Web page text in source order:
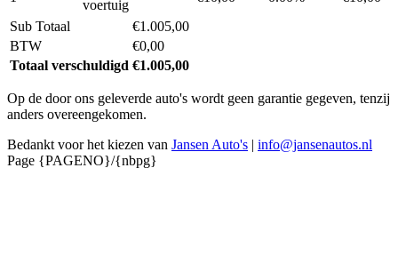
voertuig
Sub Totaal
€1.005,00
BTW
€0,00
Totaal verschuldigd €1.005,00
Op de door ons geleverde auto's wordt geen garantie gegeven, tenzij
anders overeengekomen.
Bedankt voor het kiezen van Jansen Auto's | info@jansenautos.nl
Page {PAGENO}/{nbpg}